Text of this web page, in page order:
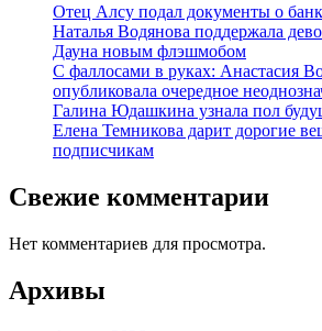
Отец Алсу подал документы о
Наталья Водянова поддержала
Дауна новым флэшмобом
С фаллосами в руках: Анастасия
опубликовала очередное
Галина Юдашкина узнала пол
Елена Темникова дарит дорогие
подписчикам
Свежие комментарии
Нет комментариев для просмотра.
Архивы